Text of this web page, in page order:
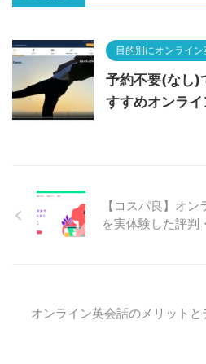
目的別にオンライ
予約不要(なし)
すすめオンラ
【コスパ良】オ
を実体験した評判
オンライン英会話のメリットと